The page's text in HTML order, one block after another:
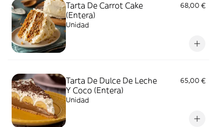
Tarta De Carrot Cake
(Entera)
68,00 €
Unidad
Tarta De Dulce De Leche
Y Coco (Entera)
65,00 €
Unidad